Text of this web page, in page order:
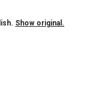
Show original.